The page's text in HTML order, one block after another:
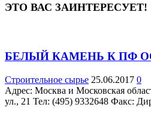
ЭТО ВАС ЗАИНТЕРЕСУЕТ!
БЕЛЫЙ КАМЕНЬ К ПФ
Строительное сырье 25.06.2017 0
Адрес: Москва и Московская
ул., 21 Teл: (495) 9332648 Факс: